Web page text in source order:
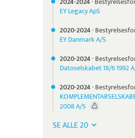
EY Legacy ApS
2020-2024·
EY Danmark A/S
2020-2024·
Datoselskabet 18/6 1992
2020-2024·
2008 A/S
SE ALLE 20